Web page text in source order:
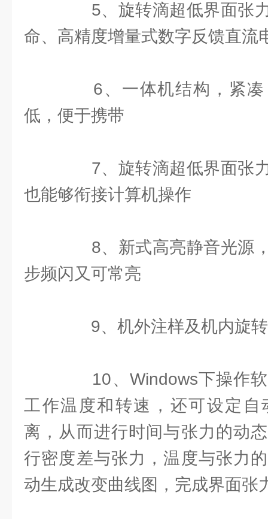
5、旋转滴超低界面张力
命、高精度增量式数字反馈直流
6、一体机结构，紧凑
低，便于携带
7、旋转滴超低界面张力
也能够衔接计算机操作
8、新式高亮静音光源，
步频闪又可常亮
9、机外注样及机内旋转
10、Windows下操作软
工作温度和转速，还可设定自
离，从而进行时间与张力的动
行密度差与张力，温度与张力
动生成改变曲线图，完成界面张